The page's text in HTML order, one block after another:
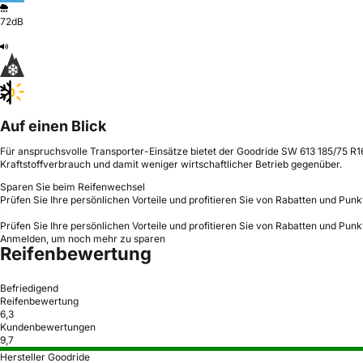
72dB
Auf einen Blick
Für anspruchsvolle Transporter-Einsätze bietet der Goodride SW 613 185/75
Kraftstoffverbrauch und damit weniger wirtschaftlicher Betrieb gegenüber.
Sparen Sie beim Reifenwechsel
Prüfen Sie Ihre persönlichen Vorteile und profitieren Sie von Rabatten und
Prüfen Sie Ihre persönlichen Vorteile und profitieren Sie von Rabatten und
Anmelden, um noch mehr zu sparen
Reifenbewertung
Befriedigend
Reifenbewertung
6,3
Kundenbewertungen
9,7
Hersteller Goodride